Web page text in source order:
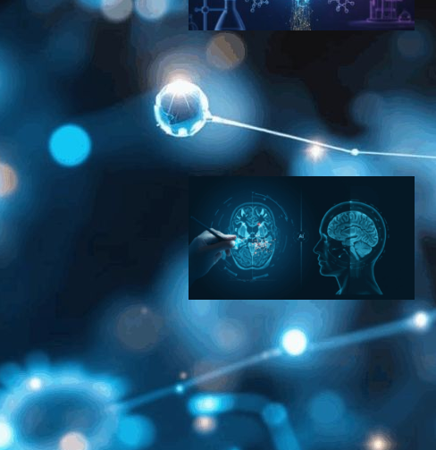
MIT発BoltzGen、治療困難疾
患に挑むタンパク質結合体生
成AI―完全オープンソースで
創薬を民主化
バイオテクノロジーニュース
2025年11月26日10:36
MultiverSeg：クリック2回
で医療画像解析、MITが開発
したAI技術の衝撃
AI（人工知能）ニュース
ヘルスケアテクノロジーニュース
MITニュース
2025年9月25日16:34